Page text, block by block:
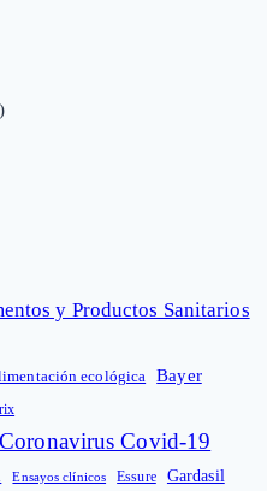
y Productos Sanitarios
ecológica Bayer
Coronavirus Covid-19
Ensayos clínicos Essure Gardasil